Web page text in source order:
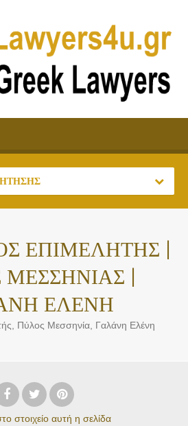
ΕΠΙΜΕΛΗΤΗΣ |
|
ΕΛΕΝΗ
Πύλος Μεσσηνία, Γαλάνη Ελένη
στοιχείο αυτή η σελίδα